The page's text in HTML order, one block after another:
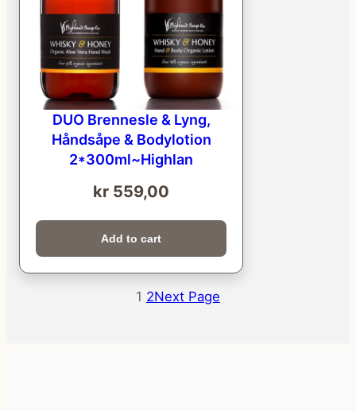
DUO Brennesle & Lyng,
Håndsåpe & Bodylotion
2*300ml~Highlan
kr 559,00
Add to cart
1 2Next Page